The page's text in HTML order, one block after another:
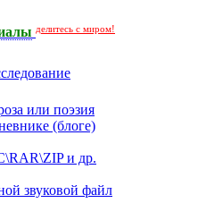
делитесь с миром!
или поэзия
(блоге)
и др.
звуковой файл